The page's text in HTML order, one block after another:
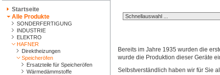
Startseite
Alle Produkte
SONDERFERTIGUNG
INDUSTRIE
ELEKTRO
HAFNER
Direktheizungen
Speicheröfen
Ersatzteile für Speicheröfen
Wärmedämmstoffe
Bereits im Jahre 1935 wurden die
wurde die Produktion dieser Geräte
Selbstverständlich haben wir für Sie